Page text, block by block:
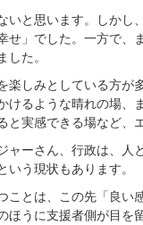
いと思います。しかし
せ」でした。一方で、
た。
しみとしている方が
けるような晴れの場、
実感できる場など、
ャーさん、行政は、人
いう現状もあります。
とは、この先「良い
ほうに支援者側が目を